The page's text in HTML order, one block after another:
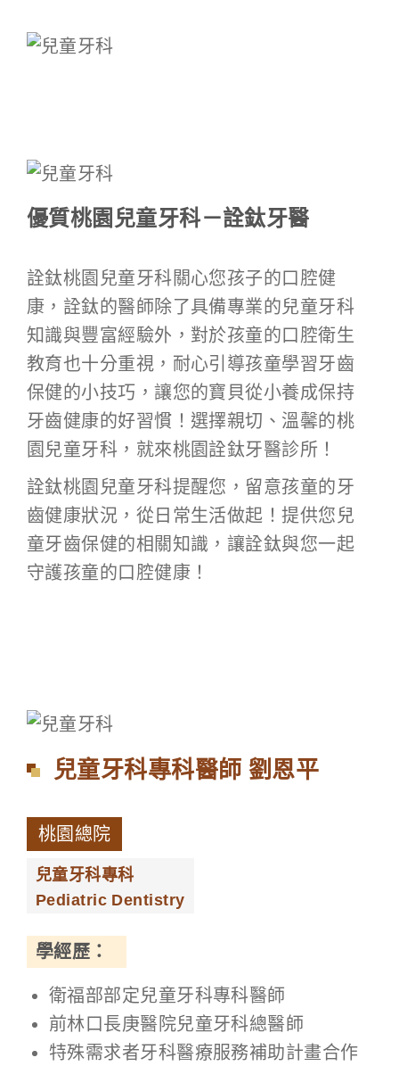
優質桃園兒童牙科－詮鈦牙醫
詮鈦桃園兒童牙科關心您孩子的口腔健
康，詮鈦的醫師除了具備專業的兒童牙科
知識與豐富經驗外，對於孩童的口腔衛生
教育也十分重視，耐心引導孩童學習牙齒
保健的小技巧，讓您的寶貝從小養成保持
牙齒健康的好習慣！選擇親切、溫馨的桃
園兒童牙科，就來桃園詮鈦牙醫診所！
詮鈦桃園兒童牙科提醒您，留意孩童的牙
齒健康狀況，從日常生活做起！提供您兒
童牙齒保健的相關知識，讓詮鈦與您一起
守護孩童的口腔健康！
兒童牙科專科醫師 劉恩平
桃園總院
兒童牙科專科
Pediatric Dentistry
學經歷：
衛福部部定兒童牙科專科醫師
前林口長庚醫院兒童牙科總醫師
特殊需求者牙科醫療服務補助計畫合作